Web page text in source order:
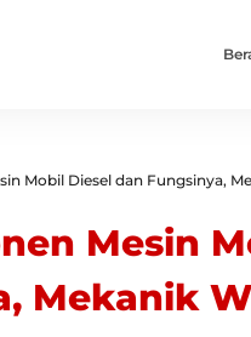
Mobil Diesel dan Fungsinya,
Mesin
Mekanik